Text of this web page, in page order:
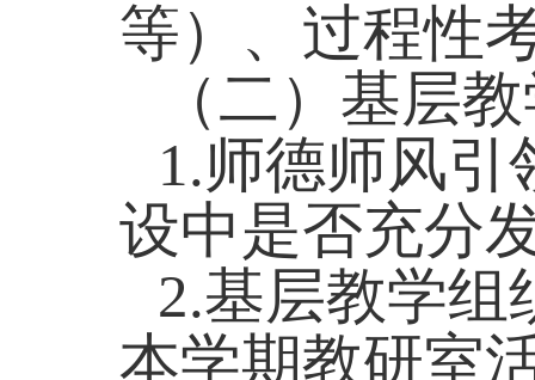
等）、过程性
（二） 基层
1.师德师风引
设中是否充分
2.基层教学组
本学期教研室